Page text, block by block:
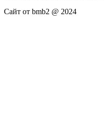
Сайт от bmb2 @ 2024